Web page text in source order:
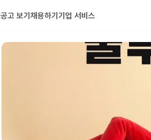
공고 보기 채용하기 기업 서비스